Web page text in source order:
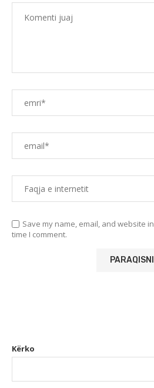
Save my name, email, and website
time I comment.
Kërko